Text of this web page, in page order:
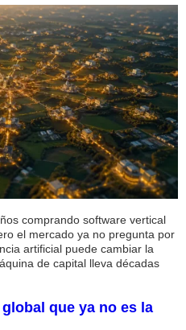
comprando software vertical
el mercado ya no pregunta por
artificial puede cambiar la
de capital lleva décadas
que ya no es la